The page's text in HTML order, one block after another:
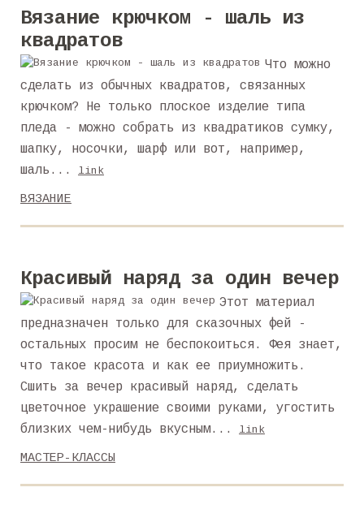
Вязание крючком - шаль из
квадратов
Что можно
сделать из обычных квадратов, связанных
крючком? Не только плоское изделие типа
пледа - можно собрать из квадратиков сумку,
шапку, носочки, шарф или вот, например,
шаль...
link
ВЯЗАНИЕ
Красивый наряд за один вечер
Этот материал
предназначен только для сказочных фей -
остальных просим не беспокоиться. Фея знает,
что такое красота и как ее приумножить.
Сшить за вечер красивый наряд, сделать
цветочное украшение своими руками, угостить
близких чем-нибудь вкусным...
link
МАСТЕР-КЛАССЫ